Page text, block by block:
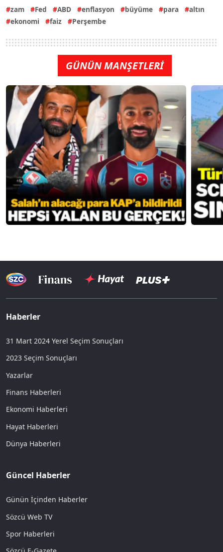
zam Fed ABD enflasyon büyüme para
altın
ekonomi
faiz Perşembe
GÜNÜN MANŞETLERİ
Haberler
31 Mart 2024 Yerel Seçim Sonuçları
2023 Seçim Sonuçları
Yazarlar
Finans Haberleri
Ekonomi Haberleri
Hayat Haberleri
Dünya Haberleri
Güncel Haberler
Günün İçinden Haberler
Sözcü Web TV
Spor Haberleri